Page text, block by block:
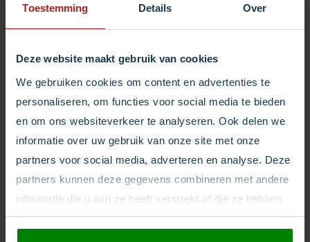
Toestemming Details Over
Deze website maakt gebruik van cookies
We gebruiken cookies om content en advertenties te
personaliseren, om functies voor social media te bieden
en om ons websiteverkeer te analyseren. Ook delen we
informatie over uw gebruik van onze site met onze
partners voor social media, adverteren en analyse. Deze
partners kunnen deze gegevens combineren met andere
informatie die u aan ze heeft verstrekt of die ze hebben
verzameld op basis van uw gebruik van hun services.
Tags
bereikbaarheid
chatbots
efficient werken
gespreksroutering
kabinet
klantcontact
klantenservice
klanttevredenheid
maatwerkoplossing
productiviteitsagenda